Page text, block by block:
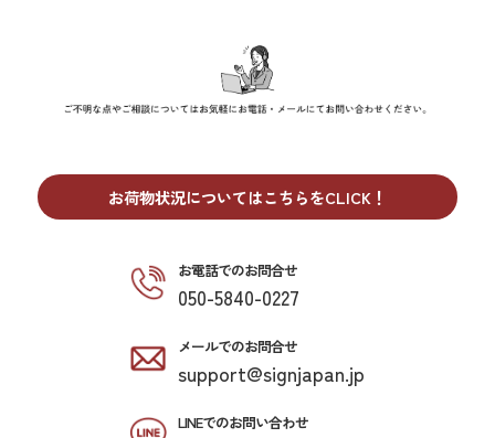
お荷物状況についてはこちらをCLICK！
お電話でのお問合せ
050-5840-0227
メールでのお問合せ
support@signjapan.jp
LINEでのお問い合わせ